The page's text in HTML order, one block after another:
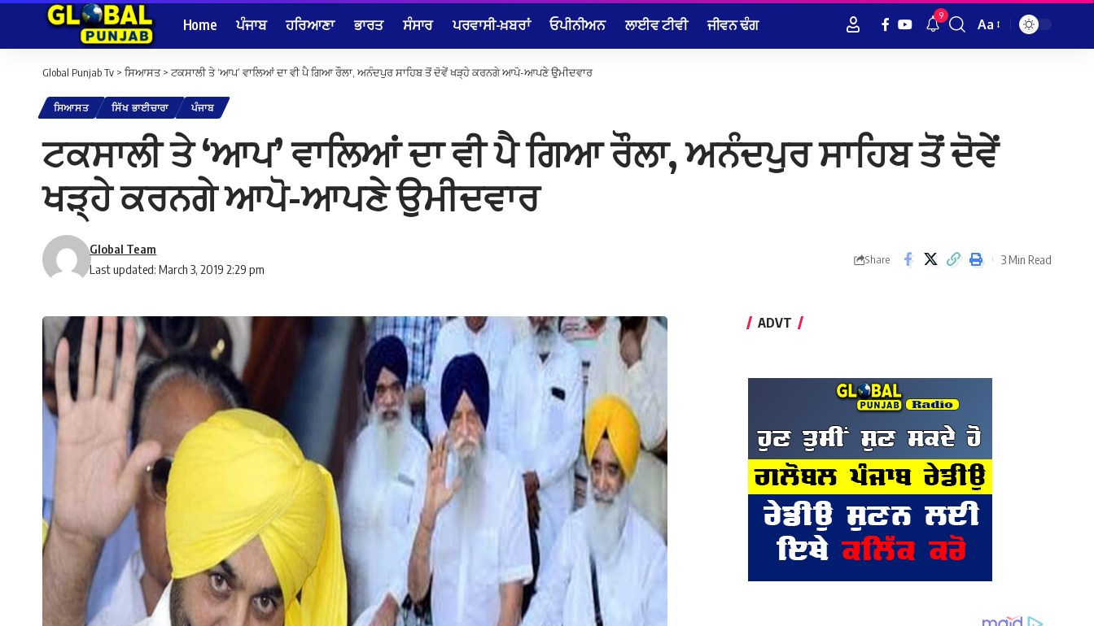
Home ਪੰਜਾਬ ਹਰਿਆਣਾ ਭਾਰਤ ਸੰਸਾਰ ਪਰਵਾਸੀ-ਖ਼ਬਰਾਂ ਓਪੀਨੀਅਨ ਲਾਈਵ ਟੀਵੀ ਜੀਵਨ ਢੰਗ 9
Font
Aa
Global Punjab Tv > ਸਿਆਸਤ> ਟਕਸਾਲੀ ਤੇ ‘ਆਪ’ ਵਾਲਿਆਂ ਦਾ ਵੀ ਪੈ ਗਿਆ ਰੌਲਾ, ਅਨੰਦਪੁਰ ਸਾਹਿਬ ਤੋਂ ਦੋਵੇਂ ਖੜ੍ਹੇ ਕਰਨਗੇ ਆਪੋ-ਆਪਣੇ ਉਮੀਦਵਾਰ
ਸਿਆਸਤ ਸਿੱਖ ਭਾਈਚਾਰਾ ਪੰਜਾਬ
ਟਕਸਾਲੀ ਤੇ ‘ਆਪ’ ਵਾਲਿਆਂ ਦਾ ਵੀ ਪੈ ਗਿਆ ਰੌਲਾ, ਅਨੰਦਪੁਰ ਸਾਹਿਬ ਤੋਂ ਦੋਵੇਂ
ਖੜ੍ਹੇ ਕਰਨਗੇ ਆਪੋ-ਆਪਣੇ ਉਮੀਦਵਾਰ
Last updated: March 3, 2019 2:29 pm
Global Team
Share 3 Min Read
ADVT